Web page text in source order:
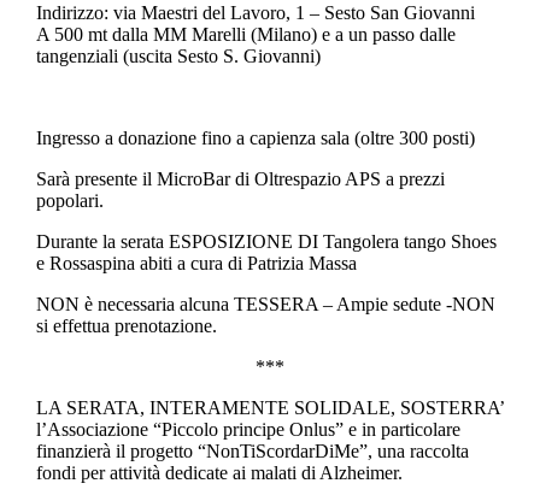
Indirizzo: via Maestri del Lavoro, 1 – Sesto San Giovanni
A 500 mt dalla MM Marelli (Milano) e a un passo dalle
tangenziali (uscita Sesto S. Giovanni)
Ingresso a donazione fino a capienza sala (oltre 300 posti)
Sarà presente il MicroBar di Oltrespazio APS a prezzi
popolari.
Durante la serata ESPOSIZIONE DI Tangolera tango Shoes
e Rossaspina abiti a cura di Patrizia Massa
NON è necessaria alcuna TESSERA – Ampie sedute -NON
si effettua prenotazione.
***
LA SERATA, INTERAMENTE SOLIDALE, SOSTERRA’
l’Associazione “Piccolo principe Onlus” e in particolare
finanzierà il progetto “NonTiScordarDiMe”, una raccolta
fondi per attività dedicate ai malati di Alzheimer.